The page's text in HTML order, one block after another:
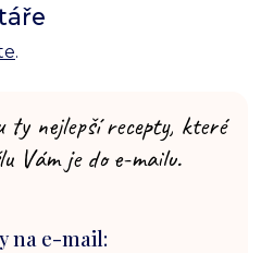
.
ty nejlepší recepty, které
Vám je do e-mailu.
na e-mail: